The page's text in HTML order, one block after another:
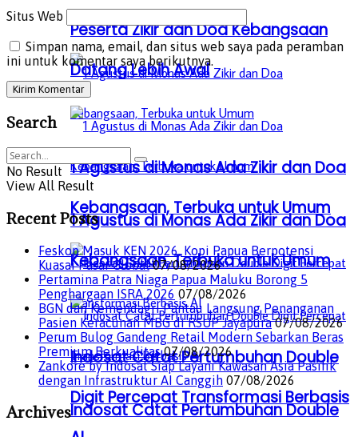
1 Agustus di Monas Ada Zikir dan Doa
Kebangsaan, Terbuka untuk Umum
Indosat Catat Pertumbuhan Double
Digit Percepat Transformasi Berbasis
Peserta Zikir dan Doa Kebangsaan
Datang Lebih Awal
1 Agustus di Monas Ada Zikir dan Doa
Kebangsaan, Terbuka untuk Umum
Indosat Catat Pertumbuhan Double
Situs Web
Simpan nama, email, dan situs web saya pada peramban
ini untuk komentar saya berikutnya.
Search
No Result
View All Result
Recent Posts
Feskop Masuk KEN 2026, Kopi Papua Berpotensi
Kuasai Pasar Global 07/08/2026
Pertamina Patra Niaga Papua Maluku Borong 5
Penghargaan ISRA 2026 07/08/2026
BGN dan Kemendagri Pantau Langsung Penanganan
Pasien Keracunan MBG di RSUP Jayapura 07/08/2026
Perum Bulog Gandeng Retail Modern Sebarkan Beras
Premium Berkualitas 07/08/2026
Zankore by Indosat Siap Layani Kawasan Asia Pasifik
dengan Infrastruktur AI Canggih 07/08/2026
Archives